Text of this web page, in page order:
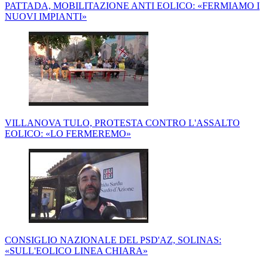
PATTADA, MOBILITAZIONE ANTI EOLICO: «FERMIAMO I
NUOVI IMPIANTI»
VILLANOVA TULO, PROTESTA CONTRO L'ASSALTO
EOLICO: «LO FERMEREMO»
CONSIGLIO NAZIONALE DEL PSD'AZ, SOLINAS:
«SULL'EOLICO LINEA CHIARA»